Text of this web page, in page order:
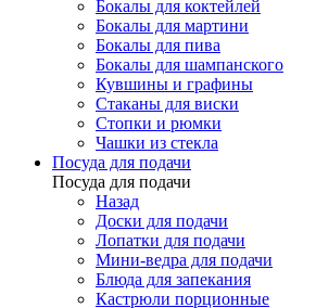
Бокалы для коктейлей
Бокалы для мартини
Бокалы для пива
Бокалы для шампанского
Кувшины и графины
Стаканы для виски
Стопки и рюмки
Чашки из стекла
Посуда для подачи
Посуда для подачи
Назад
Доски для подачи
Лопатки для подачи
Мини-ведра для подачи
Блюда для запекания
Кастрюли порционные